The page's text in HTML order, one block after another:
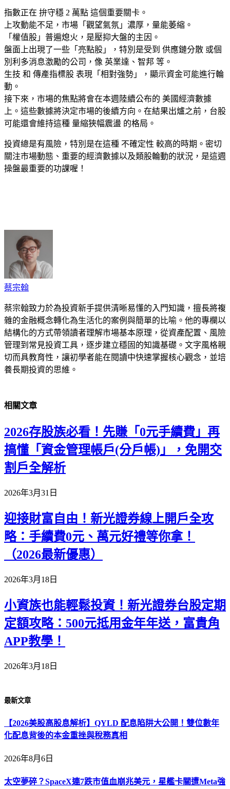
指數正在 拚守穩 2 萬點 這個重要關卡。
上攻動能不足，市場「觀望氣氛」濃厚，量能萎縮。
「權值股」普遍熄火，是壓抑大盤的主因。
盤面上出現了一些「亮點股」，特別是受到 供應鏈分散 或個
別利多消息激勵的公司，像 英業達、智邦 等。
生技 和 傳產指標股 表現「相對強勢」，顯示資金可能進行輪
動。
接下來，市場的焦點將會在本週陸續公布的 美國經濟數據
上。這些數據將決定市場的後續方向。在結果出爐之前，台股
可能還會維持這種 量縮狹幅震盪 的格局。
投資總是有風險，特別是在這種 不確定性 較高的時期。密切
關注市場動態、重要的經濟數據以及類股輪動的狀況，是這週
操盤最重要的功課喔！
蔡宗翰
蔡宗翰致力於為投資新手提供清晰易懂的入門知識，擅長將複
雜的金融概念轉化為生活化的案例與簡單的比喻。他的專欄以
結構化的方式帶領讀者理解市場基本原理，從資產配置、風險
管理到常見投資工具，逐步建立穩固的知識基礎。文字風格親
切而具教育性，讓初學者能在閱讀中快速掌握核心觀念，並培
養長期投資的思維。
相關文章
2026存股族必看！先賺「0元手續費」再
搞懂「資金管理帳戶(分戶帳)」，免開交
割戶全解析
2026年3月31日
迎接財富自由！新光證券線上開戶全攻
略：手續費0元、萬元好禮等你拿！
（2026最新優惠）
2026年3月18日
小資族也能輕鬆投資！新光證券台股定期
定額攻略：500元抵用金年年送，富貴角
APP教學！
2026年3月18日
最新文章
【2026美股高股息解析】QYLD 配息陷阱大公開！雙位數年
化配息背後的本金重挫與稅務真相
2026年8月6日
太空夢碎？SpaceX連7跌市值血崩兆美元，星艦卡關遭Meta強